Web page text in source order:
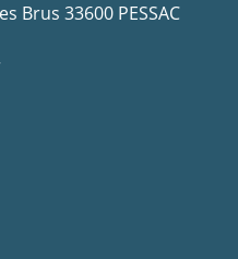
Brus 33600 PESSAC